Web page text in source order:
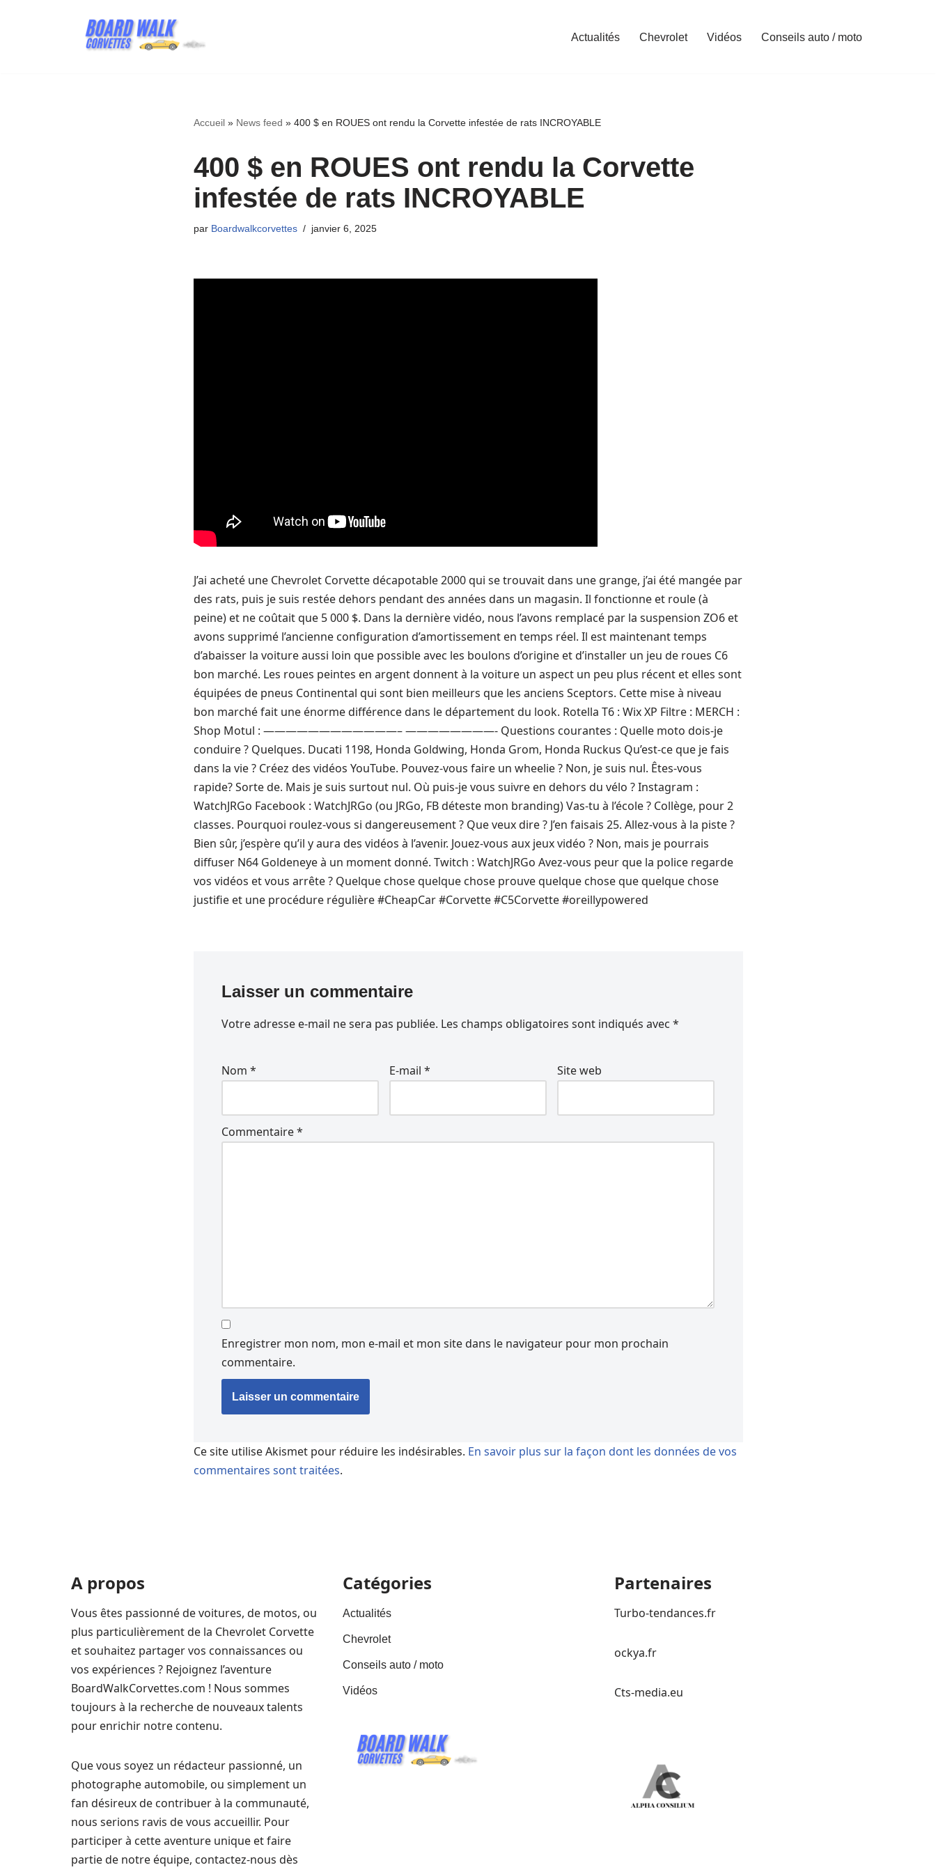
Actualités Chevrolet Vidéos Conseils auto / moto
Accueil» News feed » 400 $ en ROUES ont rendu la Corvette infestée de rats INCROYABLE
400 $ en ROUES ont rendu la Corvette
infestée de rats INCROYABLE
par Boardwalkcorvettes janvier 6, 2025
J’ai acheté une Chevrolet Corvette décapotable 2000 qui se trouvait dans une grange, j’ai été mangée par
des rats, puis je suis restée dehors pendant des années dans un magasin. Il fonctionne et roule (à
peine) et ne coûtait que 5 000 $. Dans la dernière vidéo, nous l’avons remplacé par la suspension ZO6 et
avons supprimé l’ancienne configuration d’amortissement en temps réel. Il est maintenant temps
d’abaisser la voiture aussi loin que possible avec les boulons d’origine et d’installer un jeu de roues C6
bon marché. Les roues peintes en argent donnent à la voiture un aspect un peu plus récent et elles sont
équipées de pneus Continental qui sont bien meilleurs que les anciens Sceptors. Cette mise à niveau
bon marché fait une énorme différence dans le département du look. Rotella T6 : Wix XP Filtre : MERCH :
Shop Motul : ————————————– ————————- Questions courantes : Quelle moto dois-je
conduire ? Quelques. Ducati 1198, Honda Goldwing, Honda Grom, Honda Ruckus Qu’est-ce que je fais
dans la vie ? Créez des vidéos YouTube. Pouvez-vous faire un wheelie ? Non, je suis nul. Êtes-vous
rapide? Sorte de. Mais je suis surtout nul. Où puis-je vous suivre en dehors du vélo ? Instagram :
WatchJRGo Facebook : WatchJRGo (ou JRGo, FB déteste mon branding) Vas-tu à l’école ? Collège, pour 2
classes. Pourquoi roulez-vous si dangereusement ? Que veux dire ? J’en faisais 25. Allez-vous à la piste ?
Bien sûr, j’espère qu’il y aura des vidéos à l’avenir. Jouez-vous aux jeux vidéo ? Non, mais je pourrais
diffuser N64 Goldeneye à un moment donné. Twitch : WatchJRGo Avez-vous peur que la police regarde
vos vidéos et vous arrête ? Quelque chose quelque chose prouve quelque chose que quelque chose
justifie et une procédure régulière #CheapCar #Corvette #C5Corvette #oreillypowered
Laisser un commentaire
Votre adresse e-mail ne sera pas publiée. Les champs obligatoires sont indiqués avec *
Nom * E-mail * Site web
Commentaire*
Enregistrer mon nom, mon e-mail et mon site dans le navigateur pour mon prochain
commentaire.
Ce site utilise Akismet pour réduire les indésirables. En savoir plus sur la façon dont les données de vos
commentaires sont traitées.
A propos
Vous êtes passionné de voitures, de motos, ou
plus particulièrement de la Chevrolet Corvette
et souhaitez partager vos connaissances ou
vos expériences ? Rejoignez l’aventure
BoardWalkCorvettes.com ! Nous sommes
toujours à la recherche de nouveaux talents
pour enrichir notre contenu.
Que vous soyez un rédacteur passionné, un
photographe automobile, ou simplement un
fan désireux de contribuer à la communauté,
nous serions ravis de vous accueillir. Pour
participer à cette aventure unique et faire
partie de notre équipe, contactez-nous dès
Catégories
Actualités
Chevrolet
Conseils auto / moto
Vidéos
Partenaires
Turbo-tendances.fr
ockya.fr
Cts-media.eu